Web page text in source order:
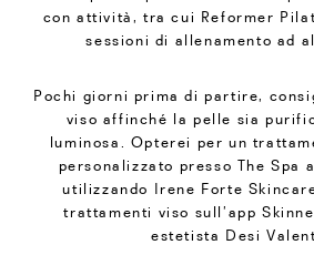
con attività, tra cui Reformer
sessioni di allenamento ad
Pochi giorni prima di partire,
viso affinché la pelle sia
luminosa. Opterei per un
personalizzato presso The Spa
utilizzando Irene Forte
trattamenti viso sull’app
estetista Desi